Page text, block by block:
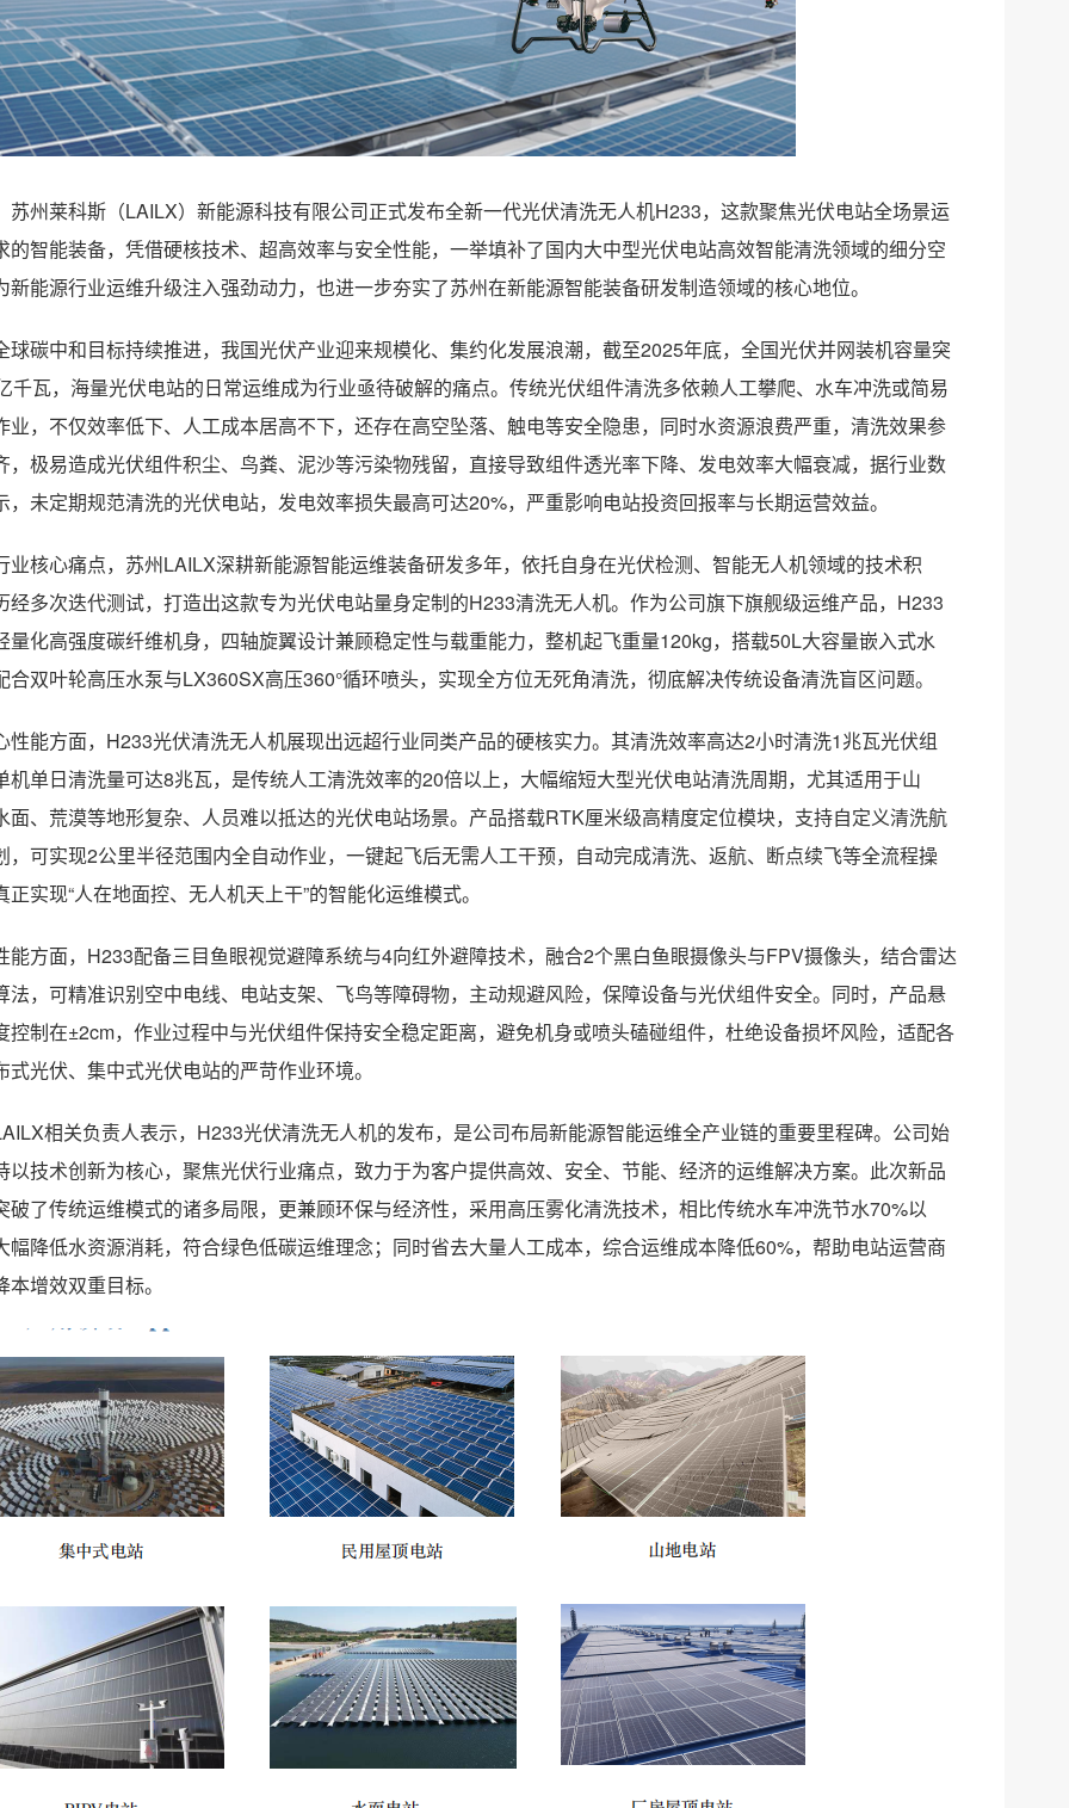
苏州莱科斯（LAILX）新能源科技有限公司正式发布全新一代光伏清洗无人机H233，这款聚焦光伏电站全场景运
的智能装备，凭借硬核技术、超高效率与安全性能，一举填补了国内大中型光伏电站高效智能清洗领域的细分空
新能源行业运维升级注入强劲动力，也进一步夯实了苏州在新能源智能装备研发制造领域的核心地位。
球碳中和目标持续推进，我国光伏产业迎来规模化、集约化发展浪潮，截至2025年底，全国光伏并网装机容量突
千瓦，海量光伏电站的日常运维成为行业亟待破解的痛点。传统光伏组件清洗多依赖人工攀爬、水车冲洗或简易
业，不仅效率低下、人工成本居高不下，还存在高空坠落、触电等安全隐患，同时水资源浪费严重，清洗效果参
，极易造成光伏组件积尘、鸟粪、泥沙等污染物残留，直接导致组件透光率下降、发电效率大幅衰减，据行业数
，未定期规范清洗的光伏电站，发电效率损失最高可达20%，严重影响电站投资回报率与长期运营效益。
业核心痛点，苏州LAILX深耕新能源智能运维装备研发多年，依托自身在光伏检测、智能无人机领域的技术积
经多次迭代测试，打造出这款专为光伏电站量身定制的H233清洗无人机。作为公司旗下旗舰级运维产品，H233
量化高强度碳纤维机身，四轴旋翼设计兼顾稳定性与载重能力，整机起飞重量120kg，搭载50L大容量嵌入式水
合双叶轮高压水泵与LX360SX高压360°循环喷头，实现全方位无死角清洗，彻底解决传统设备清洗盲区问题。
性能方面，H233光伏清洗无人机展现出远超行业同类产品的硬核实力。其清洗效率高达2小时清洗1兆瓦光伏组
机单日清洗量可达8兆瓦，是传统人工清洗效率的20倍以上，大幅缩短大型光伏电站清洗周期，尤其适用于山
面、荒漠等地形复杂、人员难以抵达的光伏电站场景。产品搭载RTK厘米级高精度定位模块，支持自定义清洗航
，可实现2公里半径范围内全自动作业，一键起飞后无需人工干预，自动完成清洗、返航、断点续飞等全流程操
正实现“人在地面控、无人机天上干”的智能化运维模式。
能方面，H233配备三目鱼眼视觉避障系统与4向红外避障技术，融合2个黑白鱼眼摄像头与FPV摄像头，结合雷达
法，可精准识别空中电线、电站支架、飞鸟等障碍物，主动规避风险，保障设备与光伏组件安全。同时，产品悬
控制在±2cm，作业过程中与光伏组件保持安全稳定距离，避免机身或喷头磕碰组件，杜绝设备损坏风险，适配各
式光伏、集中式光伏电站的严苛作业环境。
相关负责人表示，H233光伏清洗无人机的发布，是公司布局新能源智能运维全产业链的重要里程碑。公司始
以技术创新为核心，聚焦光伏行业痛点，致力于为客户提供高效、安全、节能、经济的运维解决方案。此次新品
破了传统运维模式的诸多局限，更兼顾环保与经济性，采用高压雾化清洗技术，相比传统水车冲洗节水70%以
幅降低水资源消耗，符合绿色低碳运维理念；同时省去大量人工成本，综合运维成本降低60%，帮助电站运营商
本增效双重目标。